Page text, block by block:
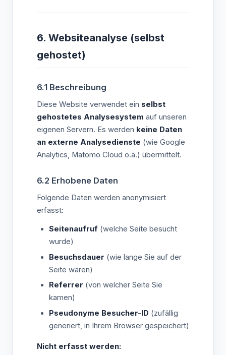
6. Websiteanalyse (selbst
gehostet)
6.1 Beschreibung
Diese Website verwendet ein selbst
gehostetes Analysesystem auf unseren
eigenen Servern. Es werden keine Daten
an externe Analysedienste (wie Google
Analytics, Matomo Cloud o.ä.) übermittelt.
6.2 Erhobene Daten
Folgende Daten werden anonymisiert
erfasst:
Seitenaufruf (welche Seite besucht
wurde)
Besuchsdauer (wie lange Sie auf der
Seite waren)
Referrer (von welcher Seite Sie
kamen)
Pseudonyme Besucher-ID (zufällig
generiert, in Ihrem Browser gespeichert)
Nicht erfasst werden: